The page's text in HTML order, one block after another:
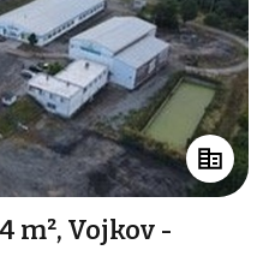
m², Vojkov -